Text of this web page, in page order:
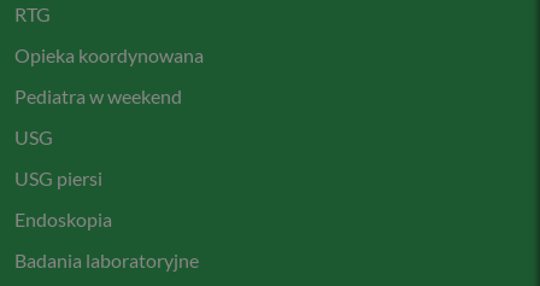
RTG
Opieka koordynowana
Pediatra w weekend
USG
USG piersi
Endoskopia
Badania laboratoryjne